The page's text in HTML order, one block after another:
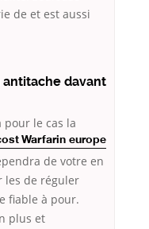
de et est aussi
antitache davant
le cas la
Warfarin europe
de votre en
les de réguler
fiable à pour.
plus et